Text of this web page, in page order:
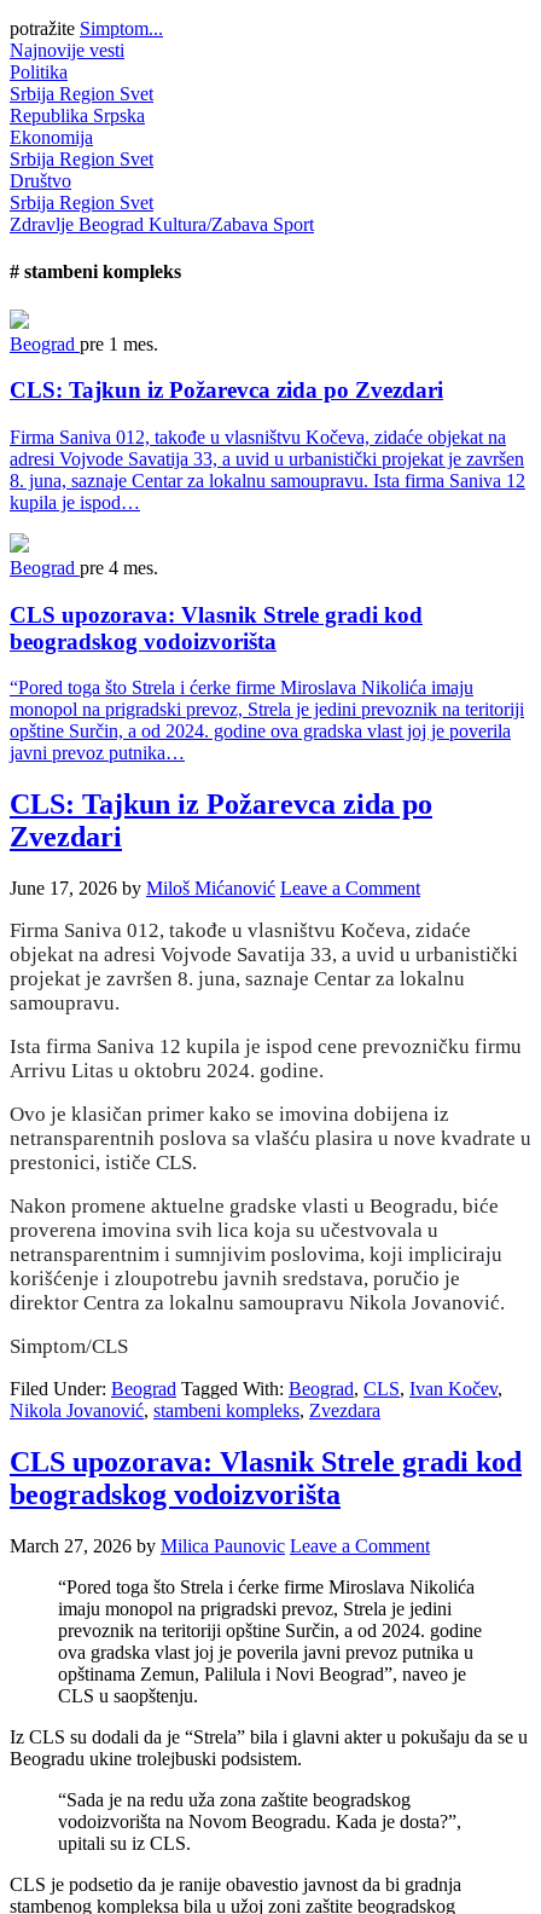
potražite Simptom...
Najnovije vesti
Politika
Srbija Region Svet
Republika Srpska
Ekonomija
Srbija Region Svet
Društvo
Srbija Region Svet
Zdravlje Beograd Kultura/Zabava Sport
# stambeni kompleks
Beograd pre 1 mes.
CLS: Tajkun iz Požarevca zida po Zvezdari
Firma Saniva 012, takođe u vlasništvu Kočeva, zidaće objekat na
adresi Vojvode Savatija 33, a uvid u urbanistički projekat je završen
8. juna, saznaje Centar za lokalnu samoupravu. Ista firma Saniva 12
kupila je ispod…
Beograd pre 4 mes.
CLS upozorava: Vlasnik Strele gradi kod
beogradskog vodoizvorišta
“Pored toga što Strela i ćerke firme Miroslava Nikolića imaju
monopol na prigradski prevoz, Strela je jedini prevoznik na teritoriji
opštine Surčin, a od 2024. godine ova gradska vlast joj je poverila
javni prevoz putnika…
CLS: Tajkun iz Požarevca zida po
Zvezdari
June 17, 2026 by Miloš Mićanović Leave a Comment
Firma Saniva 012, takođe u vlasništvu Kočeva, zidaće
objekat na adresi Vojvode Savatija 33, a uvid u urbanistički
projekat je završen 8. juna, saznaje Centar za lokalnu
samoupravu.
Ista firma Saniva 12 kupila je ispod cene prevozničku firmu
Arrivu Litas u oktobru 2024. godine.
Ovo je klasičan primer kako se imovina dobijena iz
netransparentnih poslova sa vlašću plasira u nove kvadrate u
prestonici, ističe CLS.
Nakon promene aktuelne gradske vlasti u Beogradu, biće
proverena imovina svih lica koja su učestvovala u
netransparentnim i sumnjivim poslovima, koji impliciraju
korišćenje i zloupotrebu javnih sredstava, poručio je
direktor Centra za lokalnu samoupravu Nikola Jovanović.
Simptom/CLS
Filed Under: Beograd Tagged With: Beograd, CLS, Ivan Kočev,
Nikola Jovanović, stambeni kompleks, Zvezdara
CLS upozorava: Vlasnik Strele gradi kod
beogradskog vodoizvorišta
March 27, 2026 by Milica Paunovic Leave a Comment
“Pored toga što Strela i ćerke firme Miroslava Nikolića
imaju monopol na prigradski prevoz, Strela je jedini
prevoznik na teritoriji opštine Surčin, a od 2024. godine
ova gradska vlast joj je poverila javni prevoz putnika u
opštinama Zemun, Palilula i Novi Beograd”, naveo je
CLS u saopštenju.
Iz CLS su dodali da je “Strela” bila i glavni akter u pokušaju da se u
Beogradu ukine trolejbuski podsistem.
“Sada je na redu uža zona zaštite beogradskog
vodoizvorišta na Novom Beogradu. Kada je dosta?”,
upitali su iz CLS.
CLS je podsetio da je ranije obavestio javnost da bi gradnja
stambenog kompleksa bila u užoj zoni zaštite beogradskog